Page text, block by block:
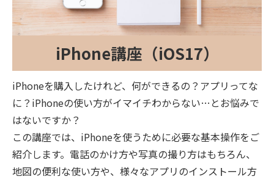
iPhone講座（iOS17）
iPhoneを購入したけれど、何ができるの？アプリってな
に？iPhoneの使い方がイマイチわからない…とお悩みで
はないですか？
この講座では、iPhoneを使うために必要な基本操作をご
紹介します。電話のかけ方や写真の撮り方はもちろん、
地図の便利な使い方や、様々なアプリのインストール方